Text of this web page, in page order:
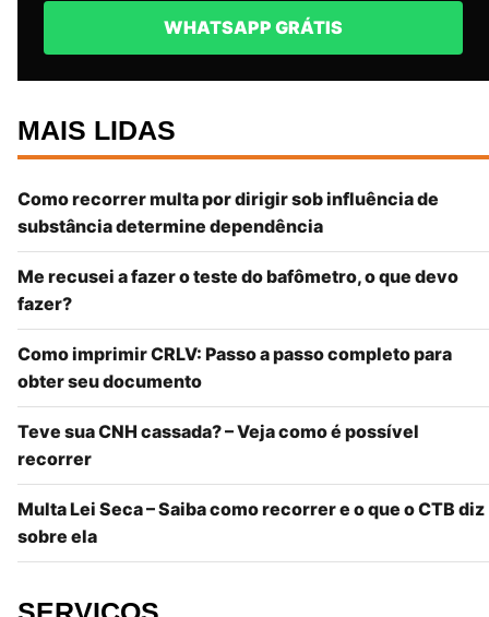
WHATSAPP GRÁTIS
MAIS LIDAS
Como recorrer multa por dirigir sob influência de
substância determine dependência
Me recusei a fazer o teste do bafômetro, o que devo
fazer?
Como imprimir CRLV: Passo a passo completo para
obter seu documento
Teve sua CNH cassada? – Veja como é possível
recorrer
Multa Lei Seca – Saiba como recorrer e o que o CTB diz
sobre ela